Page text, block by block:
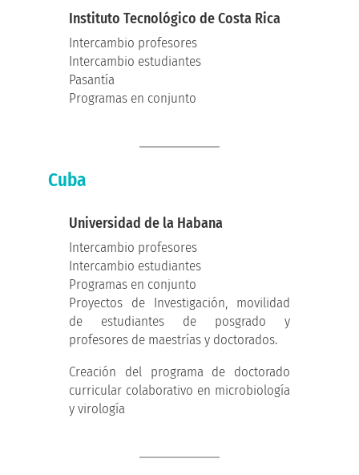
Instituto Tecnológico de Costa Rica
Intercambio profesores
Intercambio estudiantes
Pasantía
Programas en conjunto
Cuba
Universidad de la Habana
Intercambio profesores
Intercambio estudiantes
Programas en conjunto
Proyectos de Investigación, movilidad
de estudiantes de posgrado y
profesores de maestrías y doctorados.
Creación del programa de doctorado
curricular colaborativo en microbiología
y virología